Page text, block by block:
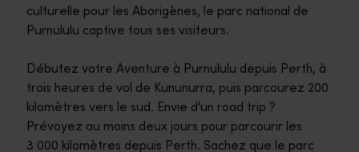
culturelle pour les Aborigènes, le parc national de
Purnululu captive tous ses visiteurs.
Débutez votre Aventure à Purnululu depuis Perth, à
trois heures de vol de Kununurra, puis parcourez 200
kilomètres vers le sud. Envie d'un road trip ?
Prévoyez au moins deux jours pour parcourir les
3 000 kilomètres depuis Perth. Sachez que le parc